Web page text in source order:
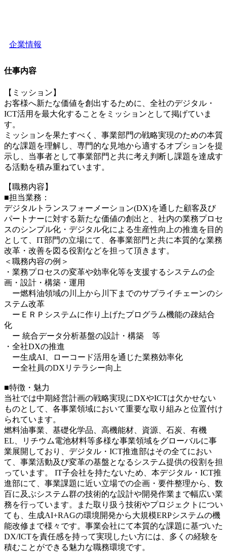
企業情報
仕事内容
【ミッション】
お客様へ新たな価値を創出するために、全社のデジタル・
ICT活用を最大化することをミッションとして掲げていま
す。
ミッションを果たすべく、事業部門の戦略実現のための本質
的な課題を理解し、専門的な見地から適するオプションを提
示し、当事者として事業部門と共に考え判断し課題を達成す
る活動を積み重ねています。
【職務内容】
■担当業務：
デジタルトランスフォーメーション(DX)を通した顧客及び
パートナーに対する新たな価値の創出と、社内の業務プロセ
スのシンプル化・デジタル化による生産性向上の推進を目的
として、IT部門の立場にて、各事業部門と共に本質的な業務
改革・改善を図る役割などを担って頂きます。
＜職務内容の例＞
・業務プロセスの変革や効率化等を支援するシステムの企
画・設計・構築・運用
ー燃料油領域の川上から川下までのサプライチェーンのシ
ステム改革
ーＥＲＰシステムに作り上げたプログラム機能の疎結合
化
ー 統合データ分析基盤の設計・構築 等
・全社DXの推進
ー生成AI、ローコード活用を通じた業務効率化
ー全社員のDXリテラシー向上
■特徴・魅力
当社では中期経営計画の戦略実現にDXやICTは欠かせない
ものとして、各事業領域において重要な取り組みと位置付け
られています。
燃料油事業、基礎化学品、高機能材、資源、石炭、有機
EL、リチウム電池材料等多様な事業領域をグローバルに事
業展開しており、デジタル・ICT推進部はその全てにおい
て、事業活動及び変革の基盤となるシステム提供の役割を担
っています。 IT子会社を持たないため、本デジタル・ICT推
進部にて、事業課題に近い立場での企画・要件整理から、数
百に及ぶシステム群の技術的な設計や開発作業まで幅広い業
務を行っています。また取り扱う技術やプロジェクトについ
ても、生成AI+RAGの環境開発から大規模ERPシステムの機
能改修まで様々です。事業会社にて本質的な課題に基づいた
DX/ICTを責任感を持って実現したい方には、多くの経験を
積むことができる魅力な職務環境です。